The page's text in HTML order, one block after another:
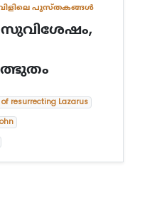
പുസ്തകങ്ങൾ
സുവിശേഷം,
of resurrecting Lazarus